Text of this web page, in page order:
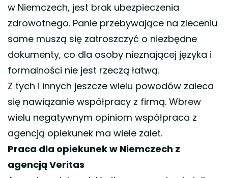
w Niemczech, jest brak ubezpieczenia
zdrowotnego. Panie przebywające na zleceniu
same muszą się zatroszczyć o niezbędne
dokumenty, co dla osoby nieznającej języka i
formalności nie jest rzeczą łatwą.
Z tych i innych jeszcze wielu powodów zaleca
się nawiązanie współpracy z firmą. Wbrew
wielu negatywnym opiniom współpraca z
agencją opiekunek ma wiele zalet.
Praca dla opiekunek w Niemczech z
agencją Veritas